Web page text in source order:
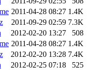
2011-04-28 08:27 1.4K
2011-09-29 02:59 7.3K
2012-02-20 13:27
508
2011-04-28 08:27 1.4K
2012-02-20 13:28 7.4K
2012-02-25 07:18
525